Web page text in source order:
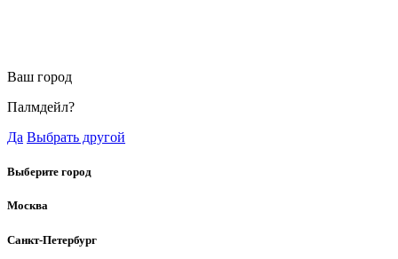
Ваш город
Палмдейл?
Да Выбрать другой
Выберите город
Москва
Санкт-Петербург